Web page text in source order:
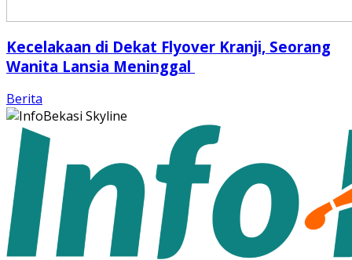
Kecelakaan di Dekat Flyover Kranji, Seorang
Wanita Lansia Meninggal
Berita